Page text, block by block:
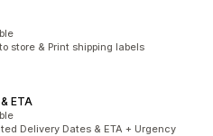
store & Print shipping labels
ETA
Delivery Dates & ETA + Urgency